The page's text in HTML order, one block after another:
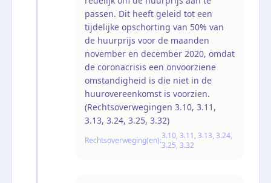
passen. Dit heeft geleid tot een
tijdelijke opschorting van 50% van
de huurprijs voor de maanden
november en december 2020, omdat
de coronacrisis een onvoorziene
omstandigheid is die niet in de
huurovereenkomst is voorzien.
(Rechtsoverwegingen 3.10, 3.11,
3.13, 3.24, 3.25, 3.32)
Rechtsoverweging(en):3.10, 3.11, 3.13, 3.24,
3.25, 3.32